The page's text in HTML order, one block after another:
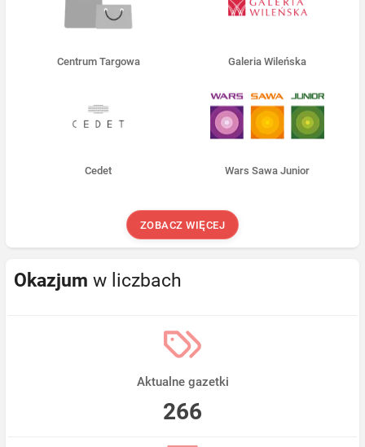
Centrum Targowa Galeria Wileńska
Cedet Wars Sawa Junior
ZOBACZ WIĘCEJ
Okazjum w liczbach
Aktualne gazetki
266